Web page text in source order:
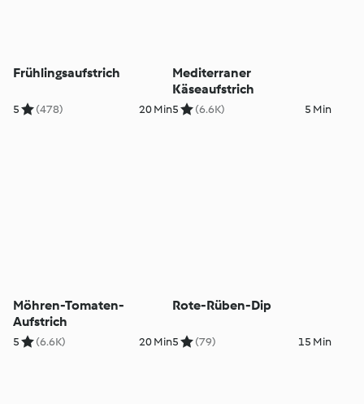
Frühlingsaufstrich
5 (478) 20 Min
Mediterraner
Käseaufstrich
5 (6.6K) 5 Min
Möhren-Tomaten-
Aufstrich
5 (6.6K) 20 Min
Rote-Rüben-Dip
5 (79) 15 Min